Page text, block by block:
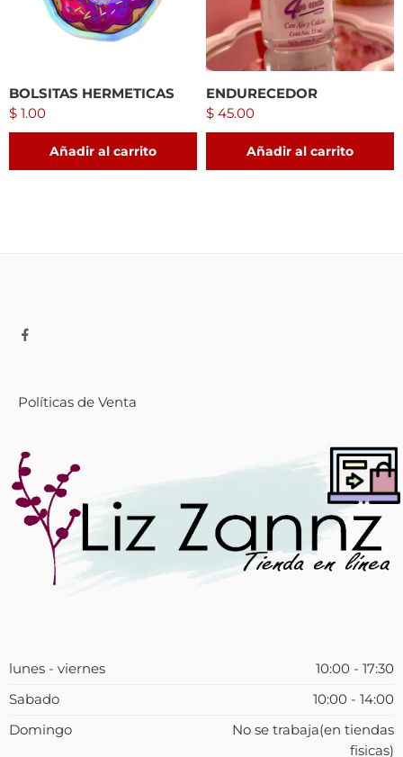
BOLSITAS HERMETICAS
$ 1.00
Añadir al carrito
ENDURECEDOR
$ 45.00
Añadir al carrito
Políticas de Venta
lunes - viernes
10:00 - 17:30
Sabado
10:00 - 14:00
Domingo
No se trabaja(en tiendas
fisicas)